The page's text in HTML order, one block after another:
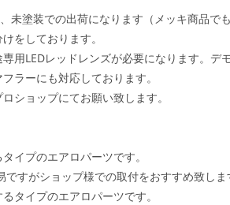
未塗装での出荷になります（メッキ商品で
をしております。
用LEDレッドレンズが必要になります。
ラーにも対応しております。
ショップにてお願い致します。
イプのエアロパーツです。
ョップ様での取付をおすすめ致しま
タイプのエアロパーツです。